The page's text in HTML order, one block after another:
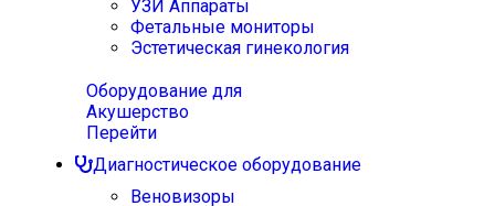
УЗИ Аппараты
Фетальные мониторы
Эстетическая гинекология
Оборудование для
Акушерство
Перейти
Диагностическое оборудование
Веновизоры